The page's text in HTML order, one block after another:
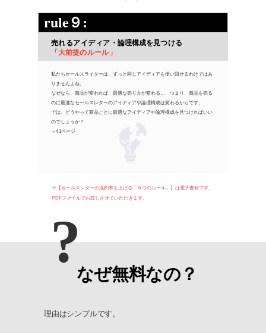
なぜ無料なの？
理由はシンプルです。
?
※【セールスレターの成約率を上げる「９つのルール」】は電子書籍です。
PDFファイルでお渡しさせていただきます。
rule９:
売れるアイディア・論理構成を見つける
「大前提のルール」
私たちセールスライターは、ずっと同じアイディアを使い回せるわけではあ
りませんよね。
なぜなら、商品が変われば、最適な売り方が変わる… つまり、商品を売る
のに最適なセールスレターのアイディアや論理構成は変わるからです。
では、どうやって商品ごとに最適なアイディアや論理構成を見つければいい
のでしょうか？
→41ページ